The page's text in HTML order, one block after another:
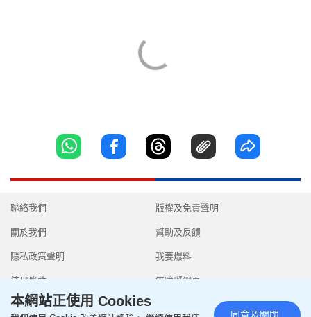
聯絡我們
關於我們
隱私政策聲明
使用條款
版權及免責聲明
幫助及反饋
我要爆料
無障礙網頁
本網站正使用 Cookies
同意及關閉